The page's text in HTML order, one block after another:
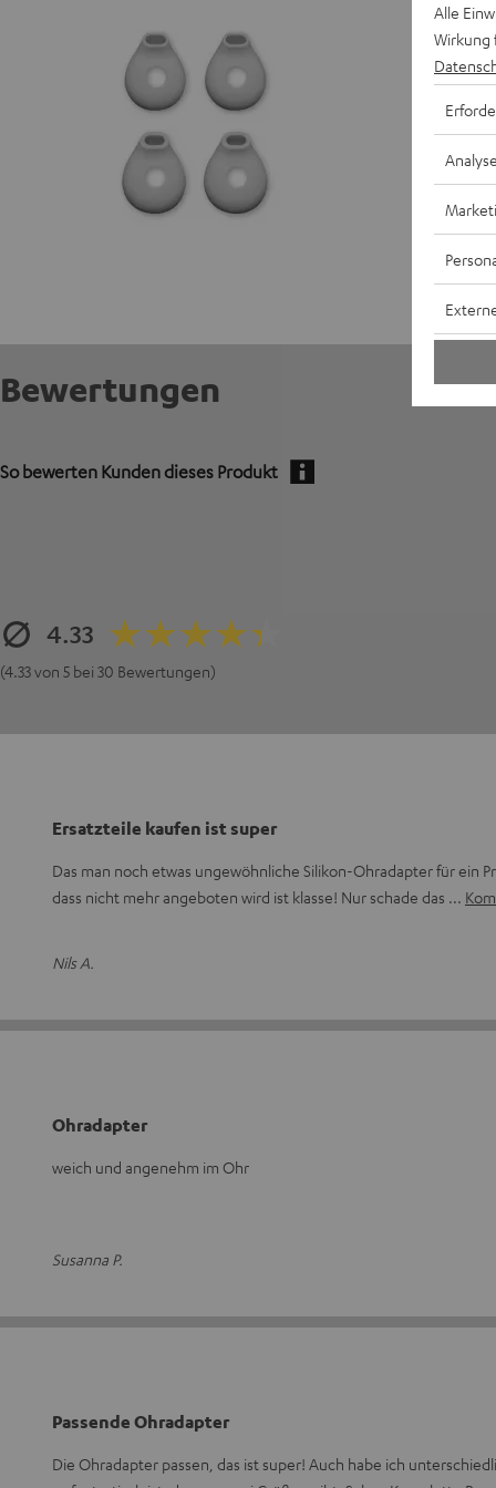
Bewertungen
So bewerten Kunden dieses Produkt
4.33
(4.33 von 5 bei 30 Bewertungen)
Ersatzteile kaufen ist super
Das man noch etwas ungewöhnliche Silikon-Ohradapter für ein
dass nicht mehr angeboten wird ist klasse! Nur schade das
Nils A.
Ohradapter
weich und angenehm im Ohr
Susanna P.
Passende Ohradapter
Die Ohradapter passen, das ist super! Auch habe ich
Alle
Wirkung
Analyse